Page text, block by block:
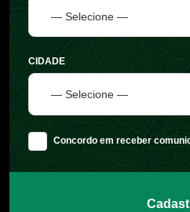
CIDADE
Concordo em receber